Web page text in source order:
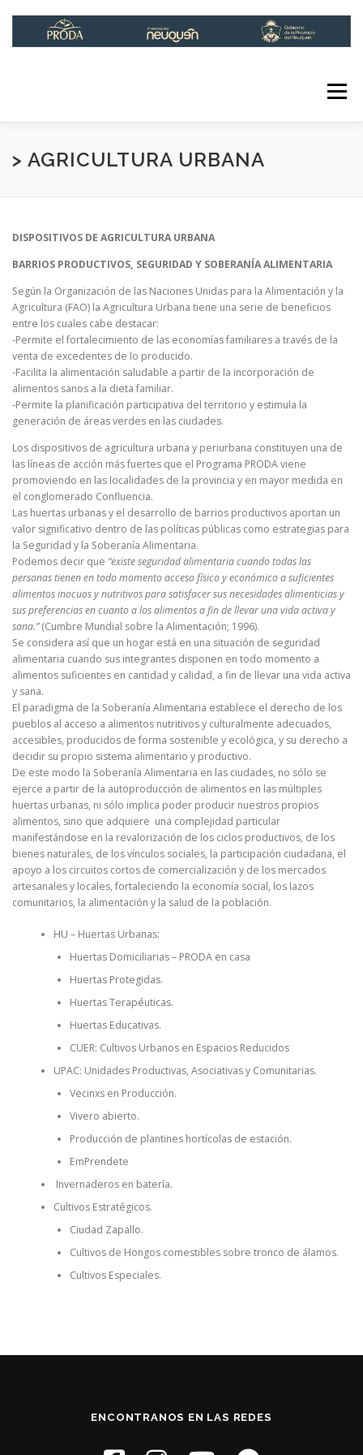
Menú
INICIO INSTITUCIONAL LÍNEAS DE ACCIÓN
> AGRICULTURA URBANA
DISPOSITIVOS DE AGRICULTURA URBANA
BARRIOS PRODUCTIVOS, SEGURIDAD Y SOBERANÍA ALIMENTARIA
Según la Organización de las Naciones Unidas para la Alimentación y la
Agricultura (FAO) la Agricultura Urbana tiene una serie de beneficios
entre los cuales cabe destacar:
-Permite el fortalecimiento de las economías familiares a través de la
venta de excedentes de lo producido.
-Facilita la alimentación saludable a partir de la incorporación de
alimentos sanos a la dieta familiar.
-Permite la planificación participativa del territorio y estimula la
generación de áreas verdes en las ciudades.
Los dispositivos de agricultura urbana y periurbana constituyen una de
las líneas de acción más fuertes que el Programa PRODA viene
promoviendo en las localidades de la provincia y en mayor medida en
el conglomerado Confluencia.
Las huertas urbanas y el desarrollo de barrios productivos aportan un
valor significativo dentro de las políticas públicas como estrategias para
la Seguridad y la Soberanía Alimentaria.
Podemos decir que “existe seguridad alimentaria cuando todas las
personas tienen en todo momento acceso físico y económico a suficientes
alimentos inocuos y nutritivos para satisfacer sus necesidades alimenticias y
sus preferencias en cuanto a los alimentos a fin de llevar una vida activa y
sana.”(Cumbre Mundial sobre la Alimentación; 1996).
Se considera así que un hogar está en una situación de seguridad
alimentaria cuando sus integrantes disponen en todo momento a
alimentos suficientes en cantidad y calidad, a fin de llevar una vida activa
y sana.
El paradigma de la Soberanía Alimentaria establece el derecho de los
pueblos al acceso a alimentos nutritivos y culturalmente adecuados,
accesibles, producidos de forma sostenible y ecológica, y su derecho a
decidir su propio sistema alimentario y productivo.
De este modo la Soberanía Alimentaria en las ciudades, no sólo se
ejerce a partir de la autoproducción de alimentos en las múltiples
huertas urbanas, ni sólo implica poder producir nuestros propios
alimentos, sino que adquiere una complejidad particular
manifestándose en la revalorización de los ciclos productivos, de los
bienes naturales, de los vínculos sociales, la participación ciudadana, el
apoyo a los circuitos cortos de comercialización y de los mercados
artesanales y locales, fortaleciendo la economía social, los lazos
comunitarios, la alimentación y la salud de la población.
HU – Huertas Urbanas:
Huertas Domiciliarias – PRODA en casa
Huertas Protegidas.
Huertas Terapéuticas.
Huertas Educativas.
CUER: Cultivos Urbanos en Espacios Reducidos
UPAC: Unidades Productivas, Asociativas y Comunitarias.
Vecinxs en Producción.
Vivero abierto.
Producción de plantines hortícolas de estación.
EmPrendete
Invernaderos en batería.
Cultivos Estratégicos.
Ciudad Zapallo.
Cultivos de Hongos comestibles sobre tronco de álamos.
Cultivos Especiales.
ENCONTRANOS EN LAS REDES